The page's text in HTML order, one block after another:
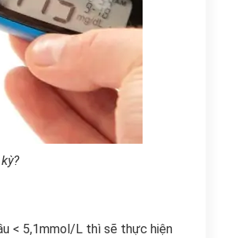
< 5,1mmol/L thì sẽ thực hiện